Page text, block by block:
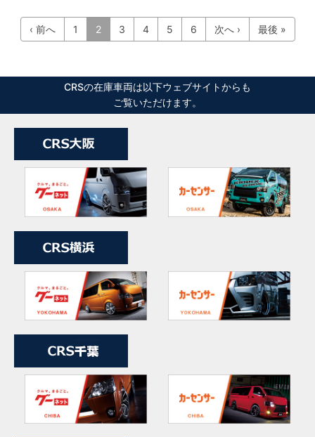
‹ 前へ 1 2 3 4 5 6 次へ › 最後 »
CRSの在庫車両は以下ウェブサイトからも
ご覧いただけます。